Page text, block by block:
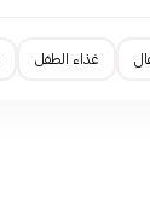
غذاء الطفل